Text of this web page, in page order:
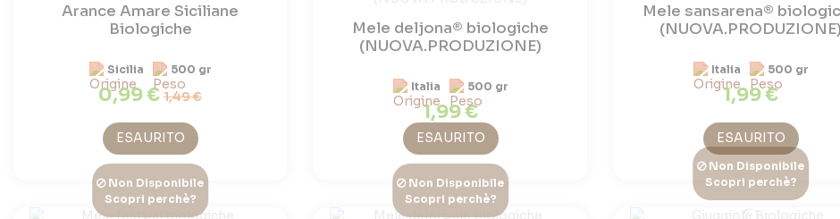
Arance Amare Siciliane
Biologiche
Sicilia 500 gr
0,99 €1,49 €
ESAURITO
Mele deljona® biologiche
(NUOVA.PRODUZIONE)
Italia 500 gr
1,99 €
ESAURITO
Mele sansarena®
(NUOVA.PRODUZIONE)
Italia 500 gr
1,99 €
ESAURITO
Non Disponibile
Scopri perchè?
Non Disponibile
Scopri perchè?
Non Disponibile
Scopri perchè?